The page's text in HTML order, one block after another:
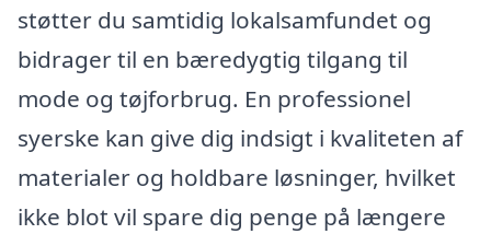
støtter du samtidig lokalsamfundet og
bidrager til en bæredygtig tilgang til
mode og tøjforbrug. En professionel
syerske kan give dig indsigt i kvaliteten af
materialer og holdbare løsninger, hvilket
ikke blot vil spare dig penge på længere